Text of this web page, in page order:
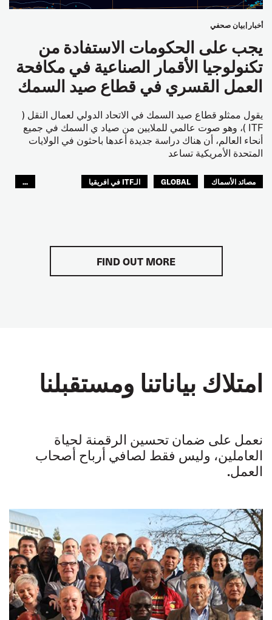
أخبار بيان صحفي
يجب على الحكومات الاستفادة من
تكنولوجيا الأقمار الصناعية في مكافحة
العمل القسري في قطاع صيد السمك
يقول ممثلو قطاع صيد السمك في الاتحاد الدولي لعمال النقل (
ITF )، وهو صوت عالمي للملايين من صياد ي السمك في جميع
أنحاء العالم، أن هناك دراسة جديدة أعدها باحثون في الولايات
المتحدة الأمريكية تساعد
مصائد الأسماك GLOBAL
الـITF في افريقيا
...
FIND OUT MORE
امتلاك بياناتنا ومستقبلنا
نعمل على ضمان تحسين الرقمنة لحياة
العاملين، وليس فقط لصافي أرباح أصحاب
العمل.